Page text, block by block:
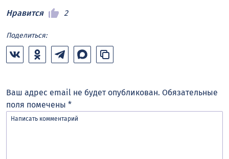
Нравится
2
Поделиться:
Ваш адрес email не будет опубликован. Обязательные
поля помечены *